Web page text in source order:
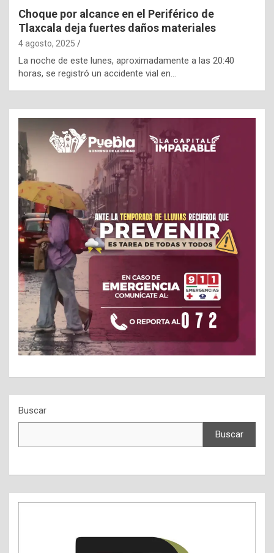
Choque por alcance en el Periférico de
Tlaxcala deja fuertes daños materiales
4 agosto, 2025
La noche de este lunes, aproximadamente a las 20:40
horas, se registró un accidente vial en…
Buscar
Buscar